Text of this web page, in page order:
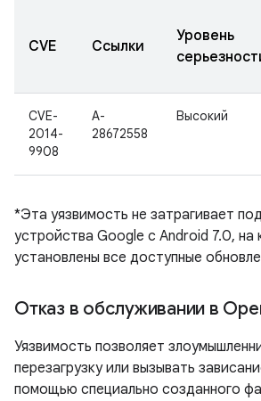
CVE Ссылки
Уровень
CVE-
2014-
9908
A-
28672558
Высокий
*Эта уязвимость не затрагивает
устройства Google с Android 7.0, на
установлены все доступные
Отказ в обслуживании в
Уязвимость позволяет
перезагрузку или вызывать
помощью специально созданного